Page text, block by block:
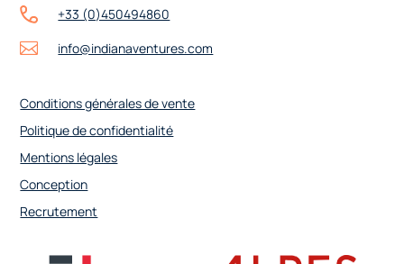
+33 (0)450494860
info@indianaventures.com
Conditions générales de vente
Politique de confidentialité
Mentions légales
Conception
Recrutement